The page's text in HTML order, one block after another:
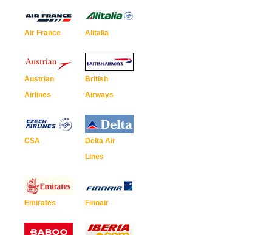
Air France Alitalia
Austrian
Airlines
British
Airways
CSA
Delta Air
Lines
Emirates Finnair